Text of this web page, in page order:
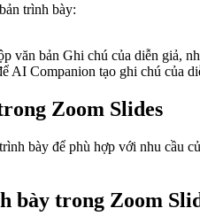
trình bày:
văn bản Ghi chú của diễn giả,
AI Companion tạo ghi chú của
Zoom Slides
bày để phù hợp với nhu cầu
bày trong Zoom